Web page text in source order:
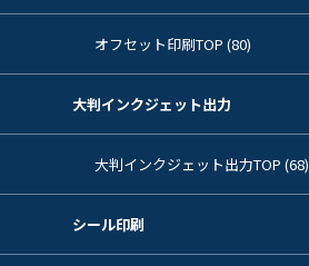
オフセット印刷TOP (80)
大判インクジェット出力
大判インクジェット出力TOP (68)
シール印刷